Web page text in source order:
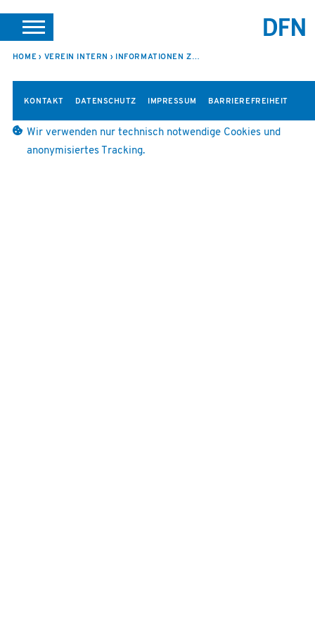
SUCHE PORTALE SUPPORT JOBS LEICHTE SPRACHE
HOME VEREIN INTERN INFORMATIONEN ZUR 5. SITZUNG
KONTAKT DATENSCHUTZ IMPRESSUM BARRIEREFREIHEIT
Wir verwenden nur technisch notwendige Cookies und
anonymisiertes Tracking.